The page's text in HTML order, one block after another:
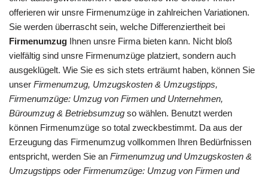
offerieren wir unsre Firmenumzüge in zahlreichen Variationen.
Sie werden überrascht sein, welche Differenziertheit bei
Firmenumzug Ihnen unsre Firma bieten kann. Nicht bloß
vielfältig sind unsre Firmenumzüge platziert, sondern auch
ausgeklügelt. Wie Sie es sich stets erträumt haben, können Sie
unser Firmenumzug, Umzugskosten & Umzugstipps,
Firmenumzüge: Umzug von Firmen und Unternehmen,
Büroumzug & Betriebsumzug so wählen. Benutzt werden
können Firmenumzüge so total zweckbestimmt. Da aus der
Erzeugung das Firmenumzug vollkommen Ihren Bedürfnissen
entspricht, werden Sie an Firmenumzug und Umzugskosten &
Umzugstipps oder Firmenumzüge: Umzug von Firmen und